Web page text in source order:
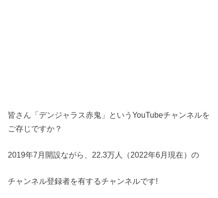
皆さん「デンジャラス赤鬼」というYouTubeチャンネルを
ご存じですか？
2019年7月開設ながら、22.3万人（2022年6月現在）の
チャンネル登録者を有するチャンネルです!